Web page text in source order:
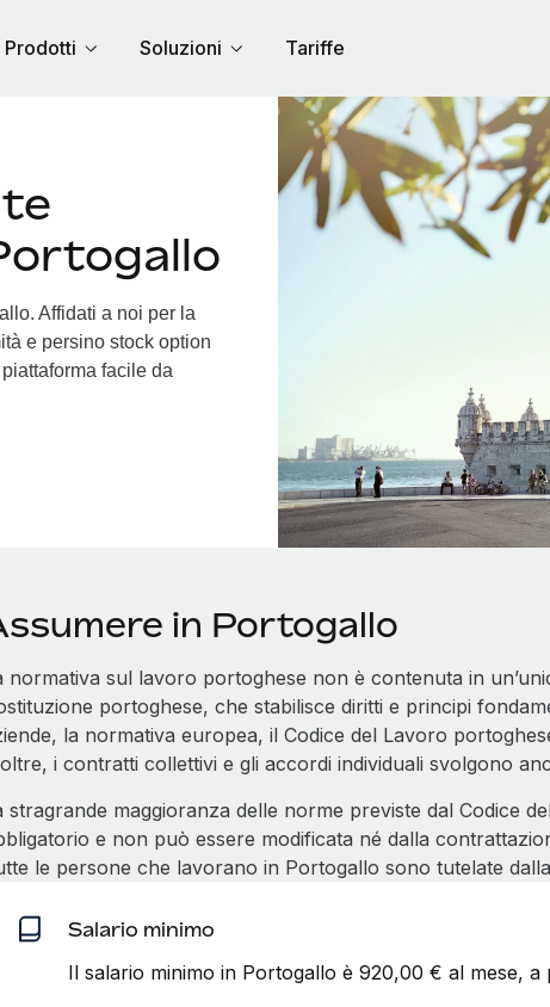
Prodotti Soluzioni Tariffe
Affidati a noi per la
e persino stock option
facile da
in Portogallo
normativa sul lavoro portoghese non è contenuta in
portoghese, che stabilisce diritti e principi
la normativa europea, il Codice del Lavoro
i contratti collettivi e gli accordi individuali svolgono
stragrande maggioranza delle norme previste dal Codice
e non può essere modificata né dalla
le persone che lavorano in Portogallo sono tutelate
Salario minimo
Il salario minimo in Portogallo è 920,00 € al mese, a